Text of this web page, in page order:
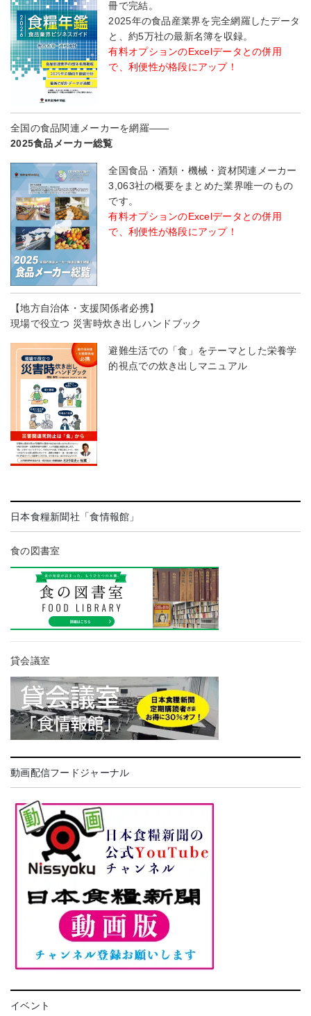
冊で完結。
2025年の食品産業界を完全網羅したデータ
と、約5万社の最新名簿を収録。
有料オプションのExcelデータとの併用
で、利便性が格段にアップ！
全国の食品関連メーカーを網羅――
2025食品メーカー総覧
全国食品・酒類・機械・資材関連メーカー
3,063社の概要をまとめた業界唯一のもの
です。
有料オプションのExcelデータとの併用
で、利便性が格段にアップ！
【地方自治体・支援関係者必携】
現場で役立つ 災害時炊き出しハンドブック
避難生活での「食」をテーマとした栄養学
的視点での炊き出しマニュアル
日本食糧新聞社「食情報館」
食の図書室
貸会議室
動画配信フードジャーナル
イベント